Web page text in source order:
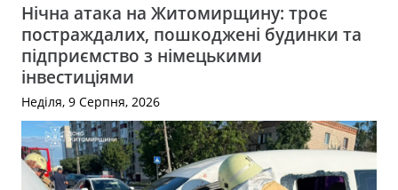
Нічна атака на Житомирщину: троє
постраждалих, пошкоджені будинки та
підприємство з німецькими
інвестиціями
Неділя, 9 Серпня, 2026